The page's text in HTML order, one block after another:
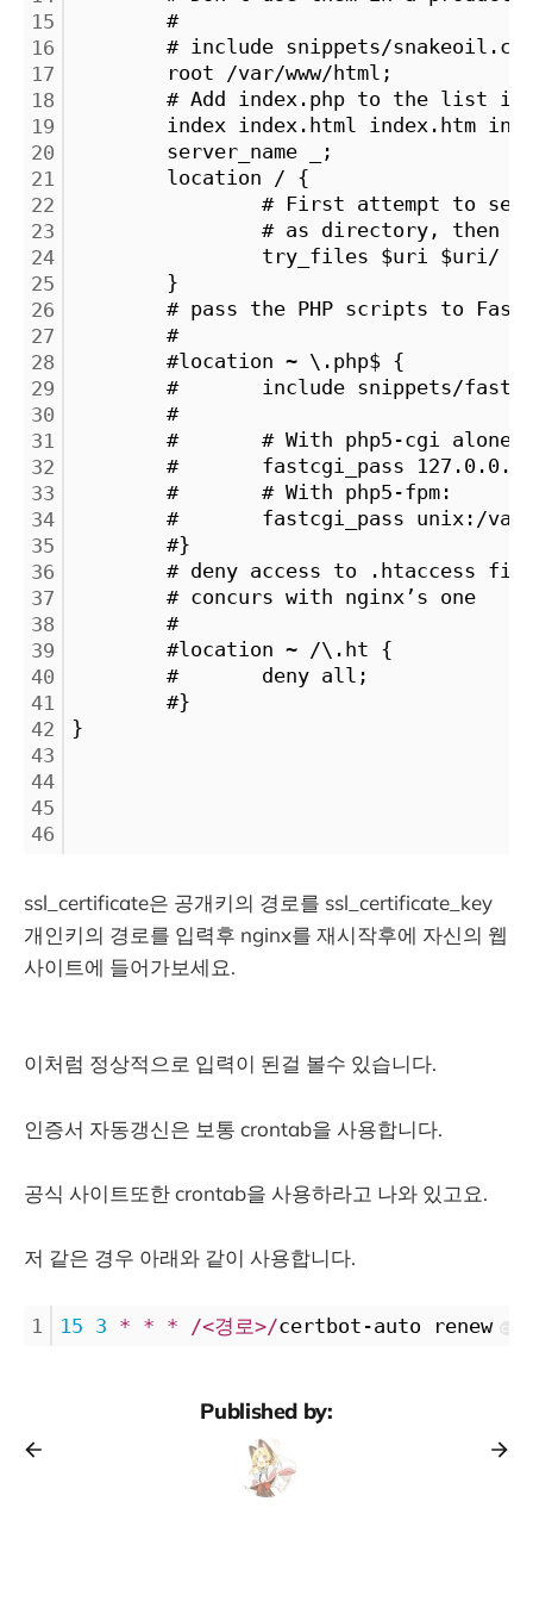
15
16
17
18
19
20
21
22
23
24
25
26
27
28
29
30
31
32
33
34
35
36
37
38
39
40
41
42
43
44
45
46
#
# include snippets/
root /var/www/html;
# Add index.php to the list if
index index.html index.htm
server_name _;
location / {
# First attempt to serve
# as directory, then fall
try_files $uri $uri/
}
# pass the PHP scripts to
#
#location ~ \.php$ {
#       include snippets/
#
#       # With php5-cgi alone:
#       fastcgi_pass
#       # With php5-fpm:
#       fastcgi_pass unix:/var/
#}
# deny access to .htaccess files,
# concurs with nginx’s one
#
#location ~ /\.ht {
#       deny all;
#}
}
ssl_certificate은 공개키의 경로를 ssl_certificate_key
개인키의 경로를 입력후 nginx를 재시작후에 자신의 웹
사이트에 들어가보세요.
이처럼 정상적으로 입력이 된걸 볼수 있습니다.
인증서 자동갱신은 보통 crontab을 사용합니다.
공식 사이트또한 crontab을 사용하라고 나와 있고요.
저 같은 경우 아래와 같이 사용합니다.
1 15 3 * * * /<경로>/certbot-auto renew cs
Published by: